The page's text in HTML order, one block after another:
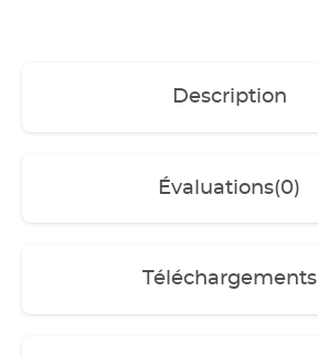
Description
Évaluations(0)
Téléchargements